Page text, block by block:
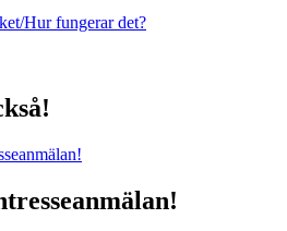
Hur fungerar det?